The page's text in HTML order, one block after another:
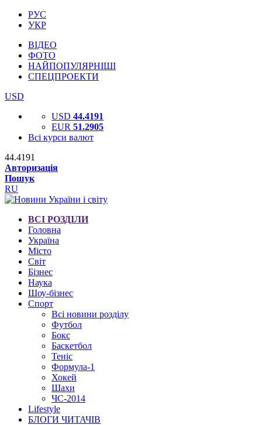
РУС
УКР
ВІДЕО
ФОТО
НАЙПОПУЛЯРНІШІ
СПЕЦПРОЕКТИ
USD
USD 44.4191
EUR 51.2905
Всі курси валют
44.4191
Авторизація
Пошук
RU
ВСІ РОЗДІЛИ
Головна
Україна
Місто
Світ
Бізнес
Наука
Шоу-бізнес
Спорт
Всі новини розділу
Футбол
Бокс
Баскетбол
Теніс
Формула-1
Хокей
Шахи
ЧС-2014
Lifestyle
БЛОГИ ЧИТАЧІВ